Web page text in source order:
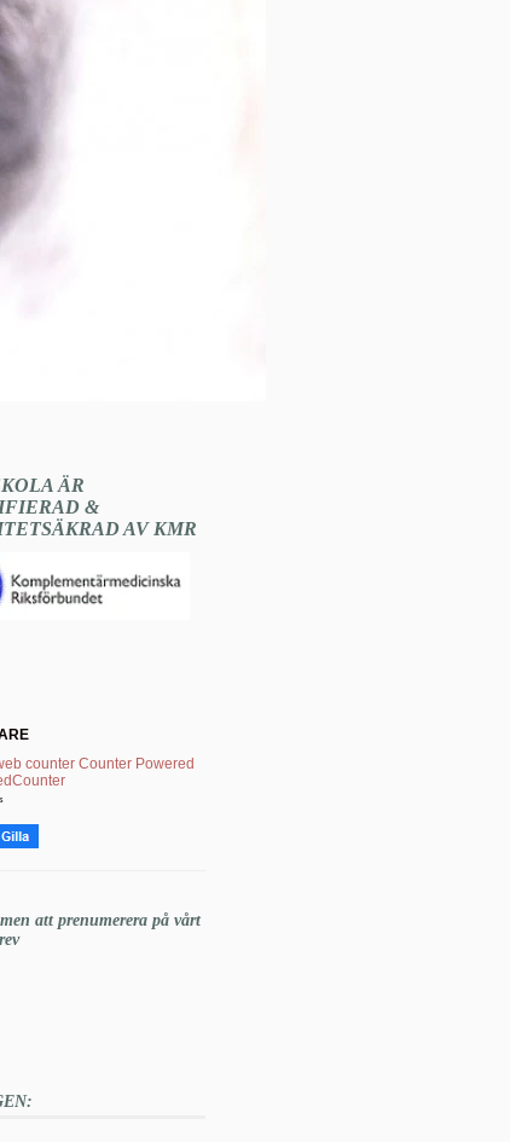
ÄR
&
AV KMR
att prenumerera på vårt